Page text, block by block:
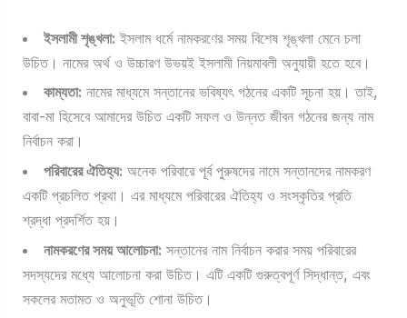
ইসলামী শৃঙ্খলা: ইসলাম ধর্মে নামকরণের সময় বিশেষ শৃঙ্খলা মেনে চলা
উচিত। নামের অর্থ ও উচ্চারণ উভয়ই ইসলামী নিয়মাবলী অনুযায়ী হতে হবে।
কাম্যতা: নামের মাধ্যমে সন্তানের ভবিষ্যৎ গঠনের একটি সূচনা হয়। তাই,
বাবা-মা হিসেবে আমাদের উচিত একটি সফল ও উন্নত জীবন গঠনের জন্য নাম
নির্বাচন করা।
পরিবারের ঐতিহ্য: অনেক পরিবারে পূর্ব পুরুষদের নামে সন্তানদের নামকরণ
একটি প্রচলিত প্রথা। এর মাধ্যমে পরিবারের ঐতিহ্য ও সংস্কৃতির প্রতি
শ্রদ্ধা প্রদর্শিত হয়।
নামকরণের সময় আলোচনা: সন্তানের নাম নির্বাচন করার সময় পরিবারের
সদস্যদের মধ্যে আলোচনা করা উচিত। এটি একটি গুরুত্বপূর্ণ সিদ্ধান্ত, এবং
সকলের মতামত ও অনুভূতি শোনা উচিত।